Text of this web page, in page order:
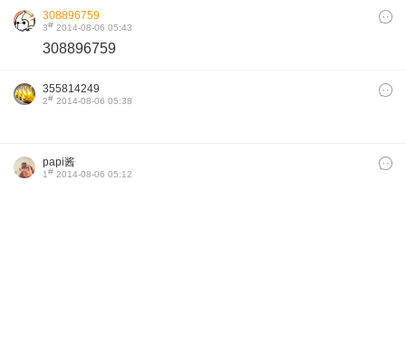
308896759
3# 2014-08-06 05:43
308896759
355814249
2# 2014-08-06 05:38
papi酱
1# 2014-08-06 05:12